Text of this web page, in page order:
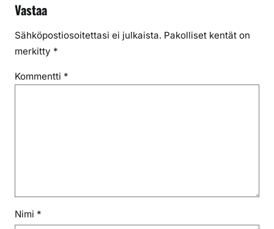
Vastaa
Sähköpostiosoitettasi ei julkaista. Pakolliset kentät on
merkitty *
Kommentti *
Nimi *